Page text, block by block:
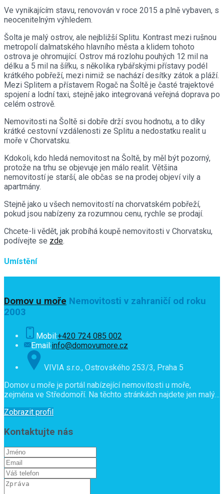
Ve vynikajícím stavu, renovován v roce 2015 a plně vybaven, s
neocenitelným výhledem.
Šolta je malý ostrov, ale nejbližší Splitu. Kontrast mezi rušnou
metropolí dalmatského hlavního města a klidem tohoto
ostrova je ohromující. Ostrov má rozlohu pouhých 12 mil na
délku a 5 mil na šířku, s několika rybářskými přístavy podél
krátkého pobřeží, mezi nimiž se nachází desítky zátok a pláží.
Mezi Splitem a přístavem Rogač na Šoltě je časté trajektové
spojení a lodní taxi, stejně jako integrovaná veřejná doprava po
celém ostrově.
Nemovitosti na Šoltě si dobře drží svou hodnotu, a to díky
krátké cestovní vzdálenosti ze Splitu a nedostatku realit u
moře v Chorvatsku.
Kdokoli, kdo hledá nemovitost na Šoltě, by měl být pozorný,
protože na trhu se objevuje jen málo realit. Většina
nemovitostí je starší, ale občas se na prodej objeví vily a
apartmány.
Stejně jako u všech nemovitostí na chorvatském pobřeží,
pokud jsou nabízeny za rozumnou cenu, rychle se prodají.
Chcete-li vědět, jak probíhá koupě nemovitosti v Chorvatsku,
podívejte se zde.
Umístění
Domov u moře Nemovitosti v zahraničí od roku
2003
Mobil:+420 724 085 002
Email:info@domovumore.cz
VIVIA s.r.o., Ostrovského 253/3, Praha 5
Domov u moře je portál nabízející nemovitosti u moře,
zejména ve Středomoří. Na těchto stránkách najdete jen malý…
Zobrazit profil
Kontaktujte nás